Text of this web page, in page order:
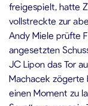
freigespielt, hatte
vollstreckte zur
Andy Miele prüfte
angesetzten
JC Lipon das Tor
Machacek zögerte
einen Moment zu